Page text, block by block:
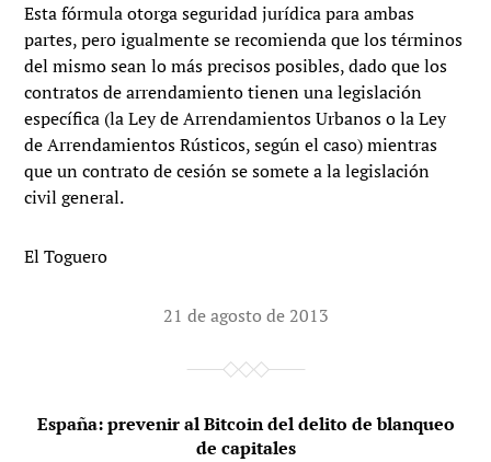
Esta fórmula otorga seguridad jurídica para ambas
partes, pero igualmente se recomienda que los términos
del mismo sean lo más precisos posibles, dado que los
contratos de arrendamiento tienen una legislación
específica (la Ley de Arrendamientos Urbanos o la Ley
de Arrendamientos Rústicos, según el caso) mientras
que un contrato de cesión se somete a la legislación
civil general.
El Toguero
21 de agosto de 2013
España: prevenir al Bitcoin del delito de blanqueo
de capitales